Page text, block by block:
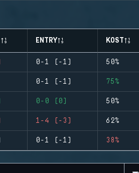
ENTRY KOST
0-1 (-1) 50%
0-1 (-1) 75%
0-0 (0) 50%
1-4 (-3) 62%
0-1 (-1) 38%